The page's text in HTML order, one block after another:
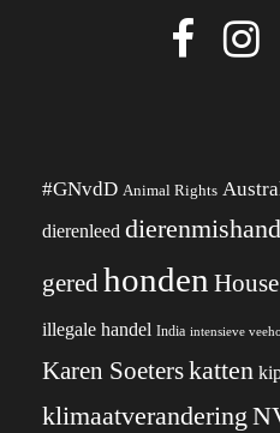
#GNvdD Animal Rights
dierenleed
geredhonden
illegale handel India intensieve
Karen Soeterskatten
klimaatverandering